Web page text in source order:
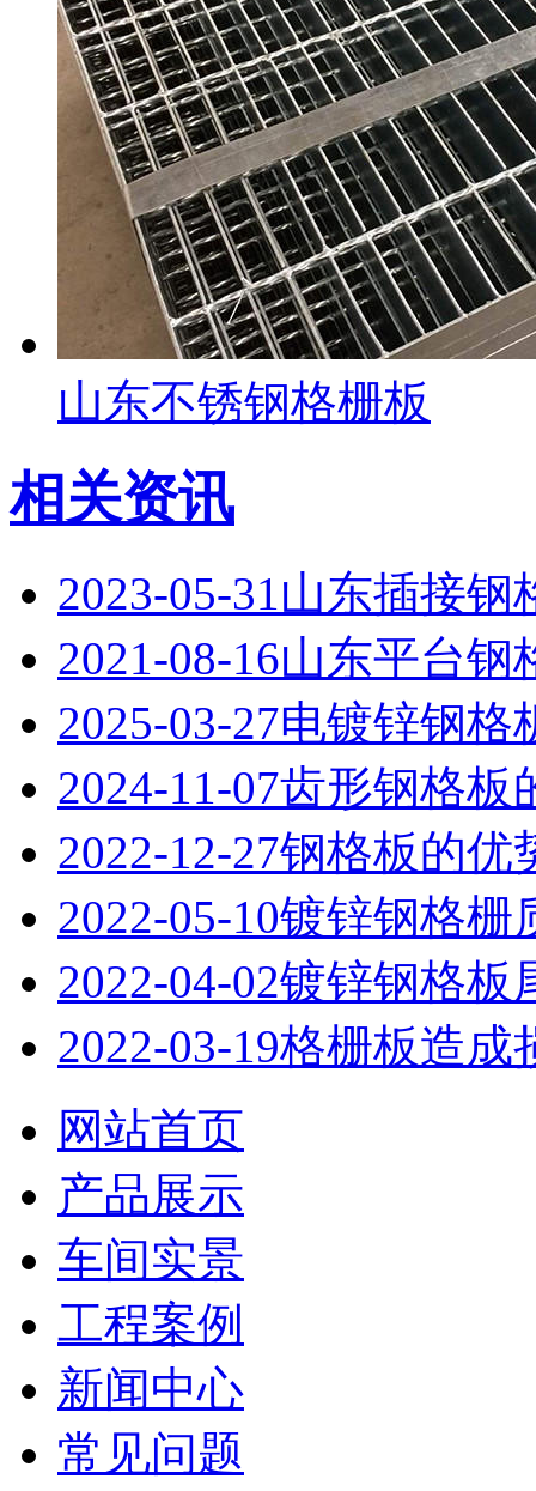
山东不锈钢格栅板
相关资讯
2023-05-31山东插接钢
2021-08-16山东平台钢
2025-03-27电镀锌钢格
2024-11-07齿形钢格板
2022-12-27钢格板的优
2022-05-10镀锌钢格栅
2022-04-02镀锌钢格板
2022-03-19格栅板造成
网站首页
产品展示
车间实景
工程案例
新闻中心
常见问题